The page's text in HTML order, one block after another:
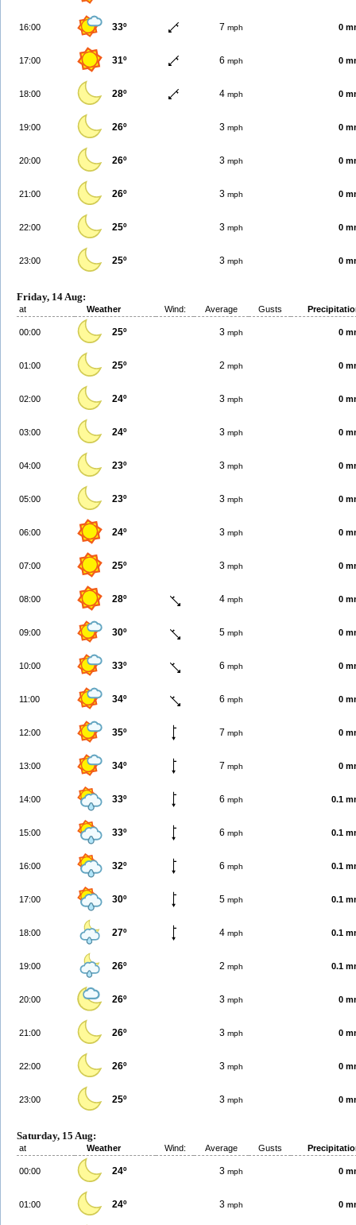
16:00 33º 7 mph 0
17:00 31º 6 mph 0
18:00 28º 4 mph 0
19:00 26º 3 mph 0
20:00 26º 3 mph 0
21:00 26º 3 mph 0
22:00 25º 3 mph 0
23:00 25º 3 mph 0
Friday, 14 Aug:
at Weather Wind: Average Gusts
00:00 25º 3 mph 0
01:00 25º 2 mph 0
02:00 24º 3 mph 0
03:00 24º 3 mph 0
04:00 23º 3 mph 0
05:00 23º 3 mph 0
06:00 24º 3 mph 0
07:00 25º 3 mph 0
08:00 28º 4 mph 0
09:00 30º 5 mph 0
10:00 33º 6 mph 0
11:00 34º 6 mph 0
12:00 35º 7 mph 0
13:00 34º 7 mph 0
14:00 33º 6 mph 0.1
15:00 33º 6 mph 0.1
16:00 32º 6 mph 0.1
17:00 30º 5 mph 0.1
18:00 27º 4 mph 0.1
19:00 26º 2 mph 0.1
20:00 26º 3 mph 0
21:00 26º 3 mph 0
22:00 26º 3 mph 0
23:00 25º 3 mph 0
Saturday, 15 Aug:
at Weather Wind: Average Gusts
00:00 24º 3 mph 0
01:00 24º 3 mph 0